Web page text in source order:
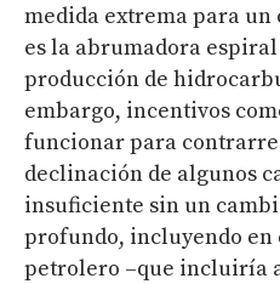
medida extrema para un
es la abrumadora
producción de
embargo, incentivos
funcionar para
declinación de algunos
insuficiente sin un
profundo, incluyendo en
petrolero –que incluiría